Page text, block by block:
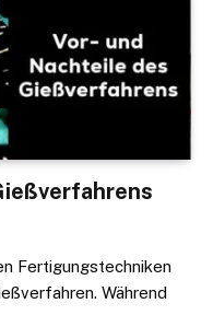
Fertigungstechniken
Während